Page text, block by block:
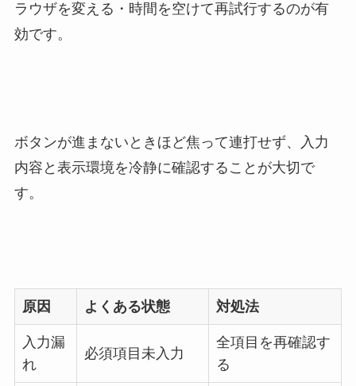
ラウザを変える・時間を空けて再試行するのが有
効です。
ボタンが進まないときほど焦って連打せず、入力
内容と表示環境を冷静に確認することが大切で
す。
原因 よくある状態 対処法
入力漏
れ
必須項目未入力
全項目を再確認す
る